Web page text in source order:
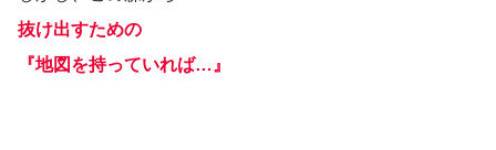
抜け出すための
『地図を持っていれば…』